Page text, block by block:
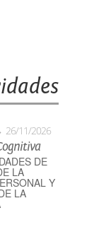
26/11/2026
DE
LA
Y
LA